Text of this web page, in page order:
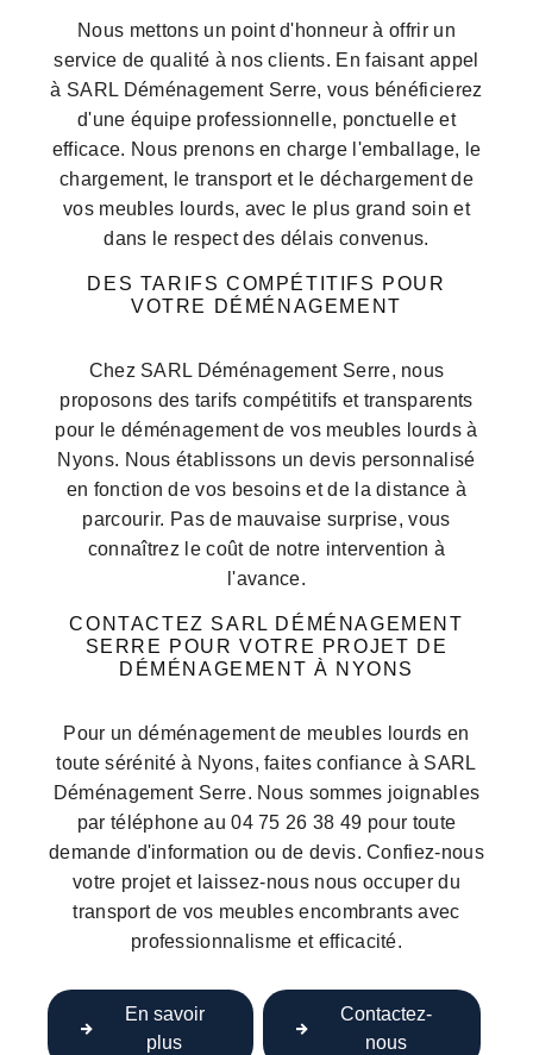
Nous mettons un point d'honneur à offrir un
service de qualité à nos clients. En faisant appel
à SARL Déménagement Serre, vous bénéficierez
d'une équipe professionnelle, ponctuelle et
efficace. Nous prenons en charge l'emballage, le
chargement, le transport et le déchargement de
vos meubles lourds, avec le plus grand soin et
dans le respect des délais convenus.
DES TARIFS COMPÉTITIFS POUR
VOTRE DÉMÉNAGEMENT
Chez SARL Déménagement Serre, nous
proposons des tarifs compétitifs et transparents
pour le déménagement de vos meubles lourds à
Nyons. Nous établissons un devis personnalisé
en fonction de vos besoins et de la distance à
parcourir. Pas de mauvaise surprise, vous
connaîtrez le coût de notre intervention à
l'avance.
CONTACTEZ SARL DÉMÉNAGEMENT
SERRE POUR VOTRE PROJET DE
DÉMÉNAGEMENT À NYONS
Pour un déménagement de meubles lourds en
toute sérénité à Nyons, faites confiance à SARL
Déménagement Serre. Nous sommes joignables
par téléphone au 04 75 26 38 49 pour toute
demande d'information ou de devis. Confiez-nous
votre projet et laissez-nous nous occuper du
transport de vos meubles encombrants avec
professionnalisme et efficacité.
En savoir
plus
Contactez-
nous